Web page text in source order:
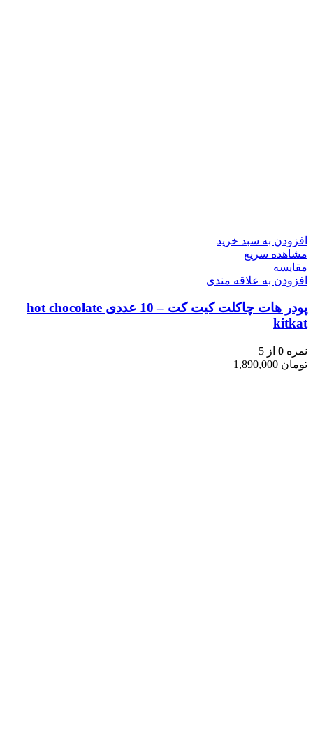
افزودن به سبد خرید
مشاهده سریع
مقایسه
افزودن به علاقه مندی
پودر هات چاکلت کیت کت – 10 عددی hot chocolate
kitkat
نمره 0 از 5
تومان